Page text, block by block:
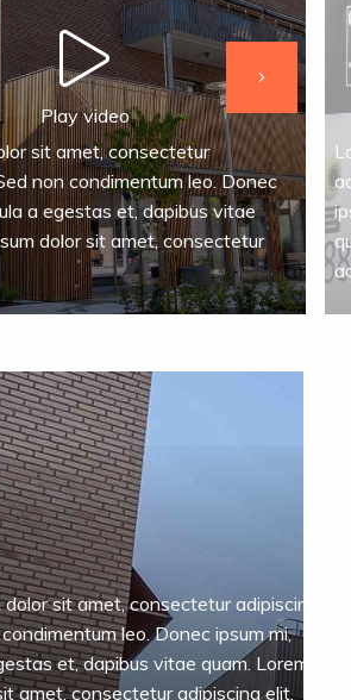
Play video
sit amet, consectetur
non condimentum leo. Donec
a egestas et, dapibus vitae
dolor sit amet, consectetur
Next
image
sit amet, consectetur adipiscing
leo. Donec ipsum mi,
et, dapibus vitae quam. Lorem
amet, consectetur adipiscing elit.